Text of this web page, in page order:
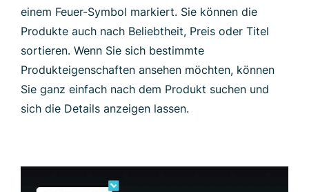
einem Feuer-Symbol markiert. Sie können die
Produkte auch nach Beliebtheit, Preis oder Titel
sortieren. Wenn Sie sich bestimmte
Produkteigenschaften ansehen möchten, können
Sie ganz einfach nach dem Produkt suchen und
sich die Details anzeigen lassen.